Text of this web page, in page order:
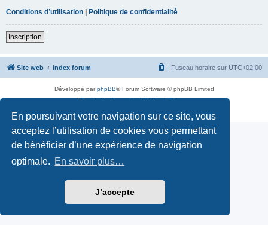
En poursuivant votre navigation sur ce site, vous
acceptez l’utilisation de cookies vous permettant
de bénéficier d’une expérience de navigation
optimale. En savoir plus…
J’accepte
Conditions d’utilisation | Politique de confidentialité
Inscription
Site web Index forum Fuseau horaire sur UTC+02:00
Développé parphpBB® Forum Software © phpBB Limited
Traduction française officielle©Qiaeru